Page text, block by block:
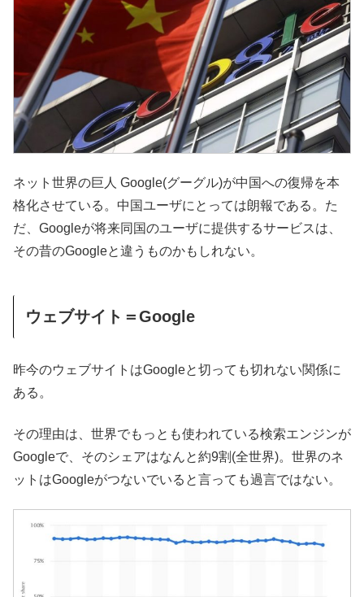
ネット世界の巨人 Google(グーグル)が中国への復帰を本
格化させている。中国ユーザにとっては朗報である。た
だ、Googleが将来同国のユーザに提供するサービスは、
その昔のGoogleと違うものかもしれない。
ウェブサイト＝Google
昨今のウェブサイトはGoogleと切っても切れない関係に
ある。
その理由は、世界でもっとも使われている検索エンジンが
Googleで、そのシェアはなんと約9割(全世界)。世界のネ
ットはGoogleがつないでいると言っても過言ではない。